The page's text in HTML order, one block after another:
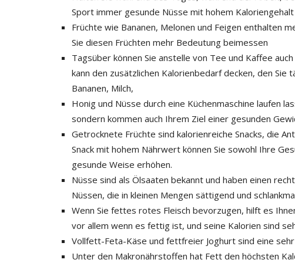
Sport immer gesunde Nüsse mit hohem
Früchte wie Bananen, Melonen und Feigen enthalten
Sie diesen Früchten mehr Bedeutung beimessen
Tagsüber können Sie anstelle von Tee und Kaffee
kann den zusätzlichen Kalorienbedarf decken, den Sie
Bananen, Milch,
Honig und Nüsse durch eine Küchenmaschine laufen
sondern kommen auch Ihrem Ziel einer gesunden
Getrocknete Früchte sind kalorienreiche Snacks, die
Snack mit hohem Nährwert können Sie sowohl Ihre
gesunde Weise erhöhen.
Nüsse sind als Ölsaaten bekannt und haben einen
Nüssen, die in kleinen Mengen sättigend und
Wenn Sie fettes rotes Fleisch bevorzugen, hilft es
vor allem wenn es fettig ist, und seine Kalorien sind
Vollfett-Feta-Käse und fettfreier Joghurt sind eine
Unter den Makronährstoffen hat Fett den höchsten